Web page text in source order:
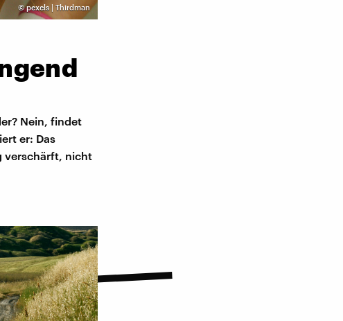
©pexels | Thirdman
Nein, findet
er: Das
verschärft, nicht